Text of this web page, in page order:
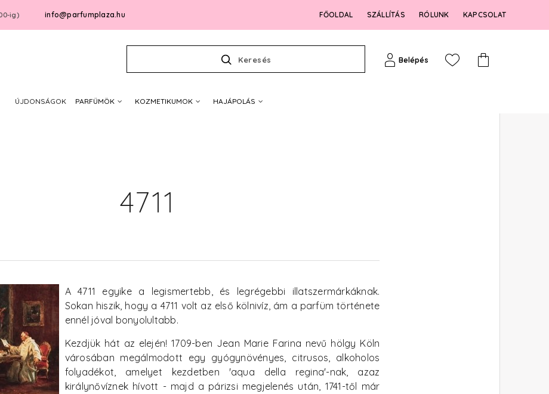
ig) info@parfumplaza.hu FŐOLDAL SZÁLLÍTÁS RÓLUNK KAPCSOLAT
Keresés Belépés
ÚJDONSÁGOK PARFÜMÖK KOZMETIKUMOK HAJÁPOLÁS
4711
A 4711 egyike a legismertebb, és legrégebbi illatszermárkáknak.
Sokan hiszik, hogy a 4711 volt az első kölnivíz, ám a parfüm története
ennél jóval bonyolultabb.
Kezdjük hát az elején! 1709-ben Jean Marie Farina nevű hölgy Köln
városában megálmodott egy gyógynövényes, citrusos, alkoholos
folyadékot, amelyet kezdetben 'aqua della regina'-nak, azaz
királynővíznek hívott - majd a párizsi megjelenés után, 1741-től már